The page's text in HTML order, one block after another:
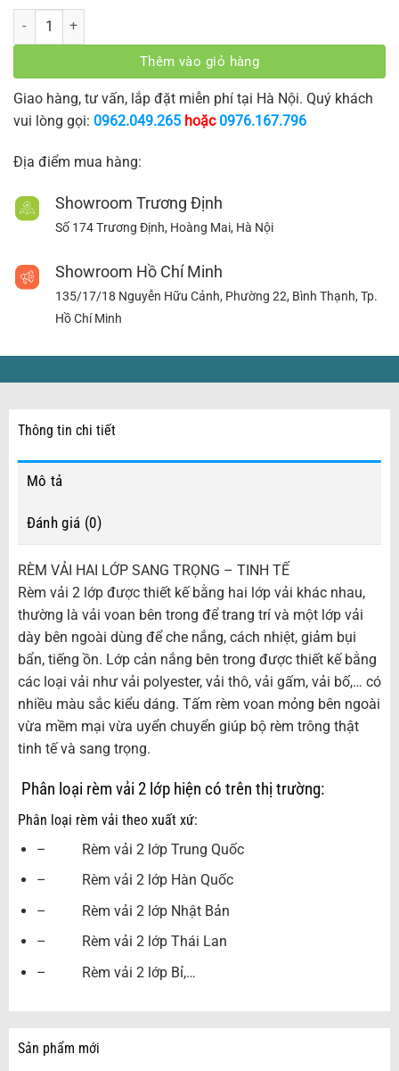
Rèm Vải 2 Lớp 85 số lượng
Thêm vào giỏ hàng
Giao hàng, tư vấn, lắp đặt miễn phí tại Hà Nội. Quý khách
vui lòng gọi: 0962.049.265 hoặc0976.167.796
Địa điểm mua hàng:
Showroom Trương Định
Số 174 Trương Định, Hoàng Mai, Hà Nội
Showroom Hồ Chí Minh
135/17/18 Nguyễn Hữu Cảnh, Phường 22, Bình Thạnh, Tp.
Hồ Chí Minh
Thông tin chi tiết
Mô tả
Đánh giá (0)
RÈM VẢI HAI LỚP SANG TRỌNG – TINH TẾ
Rèm vải 2 lớp được thiết kế bằng hai lớp vải khác nhau,
thường là vải voan bên trong để trang trí và một lớp vải
dày bên ngoài dùng để che nắng, cách nhiệt, giảm bụi
bẩn, tiếng ồn. Lớp cản nắng bên trong được thiết kế bằng
các loại vải như vải polyester, vải thô, vải gấm, vải bố,… có
nhiều màu sắc kiểu dáng. Tấm rèm voan mỏng bên ngoài
vừa mềm mại vừa uyển chuyển giúp bộ rèm trông thật
tinh tế và sang trọng.
Phân loại rèm vải 2 lớp hiện có trên thị trường:
Phân loại rèm vải theo xuất xứ:
– Rèm vải 2 lớp Trung Quốc
– Rèm vải 2 lớp Hàn Quốc
– Rèm vải 2 lớp Nhật Bản
– Rèm vải 2 lớp Thái Lan
– Rèm vải 2 lớp Bỉ,…
Sản phẩm mới